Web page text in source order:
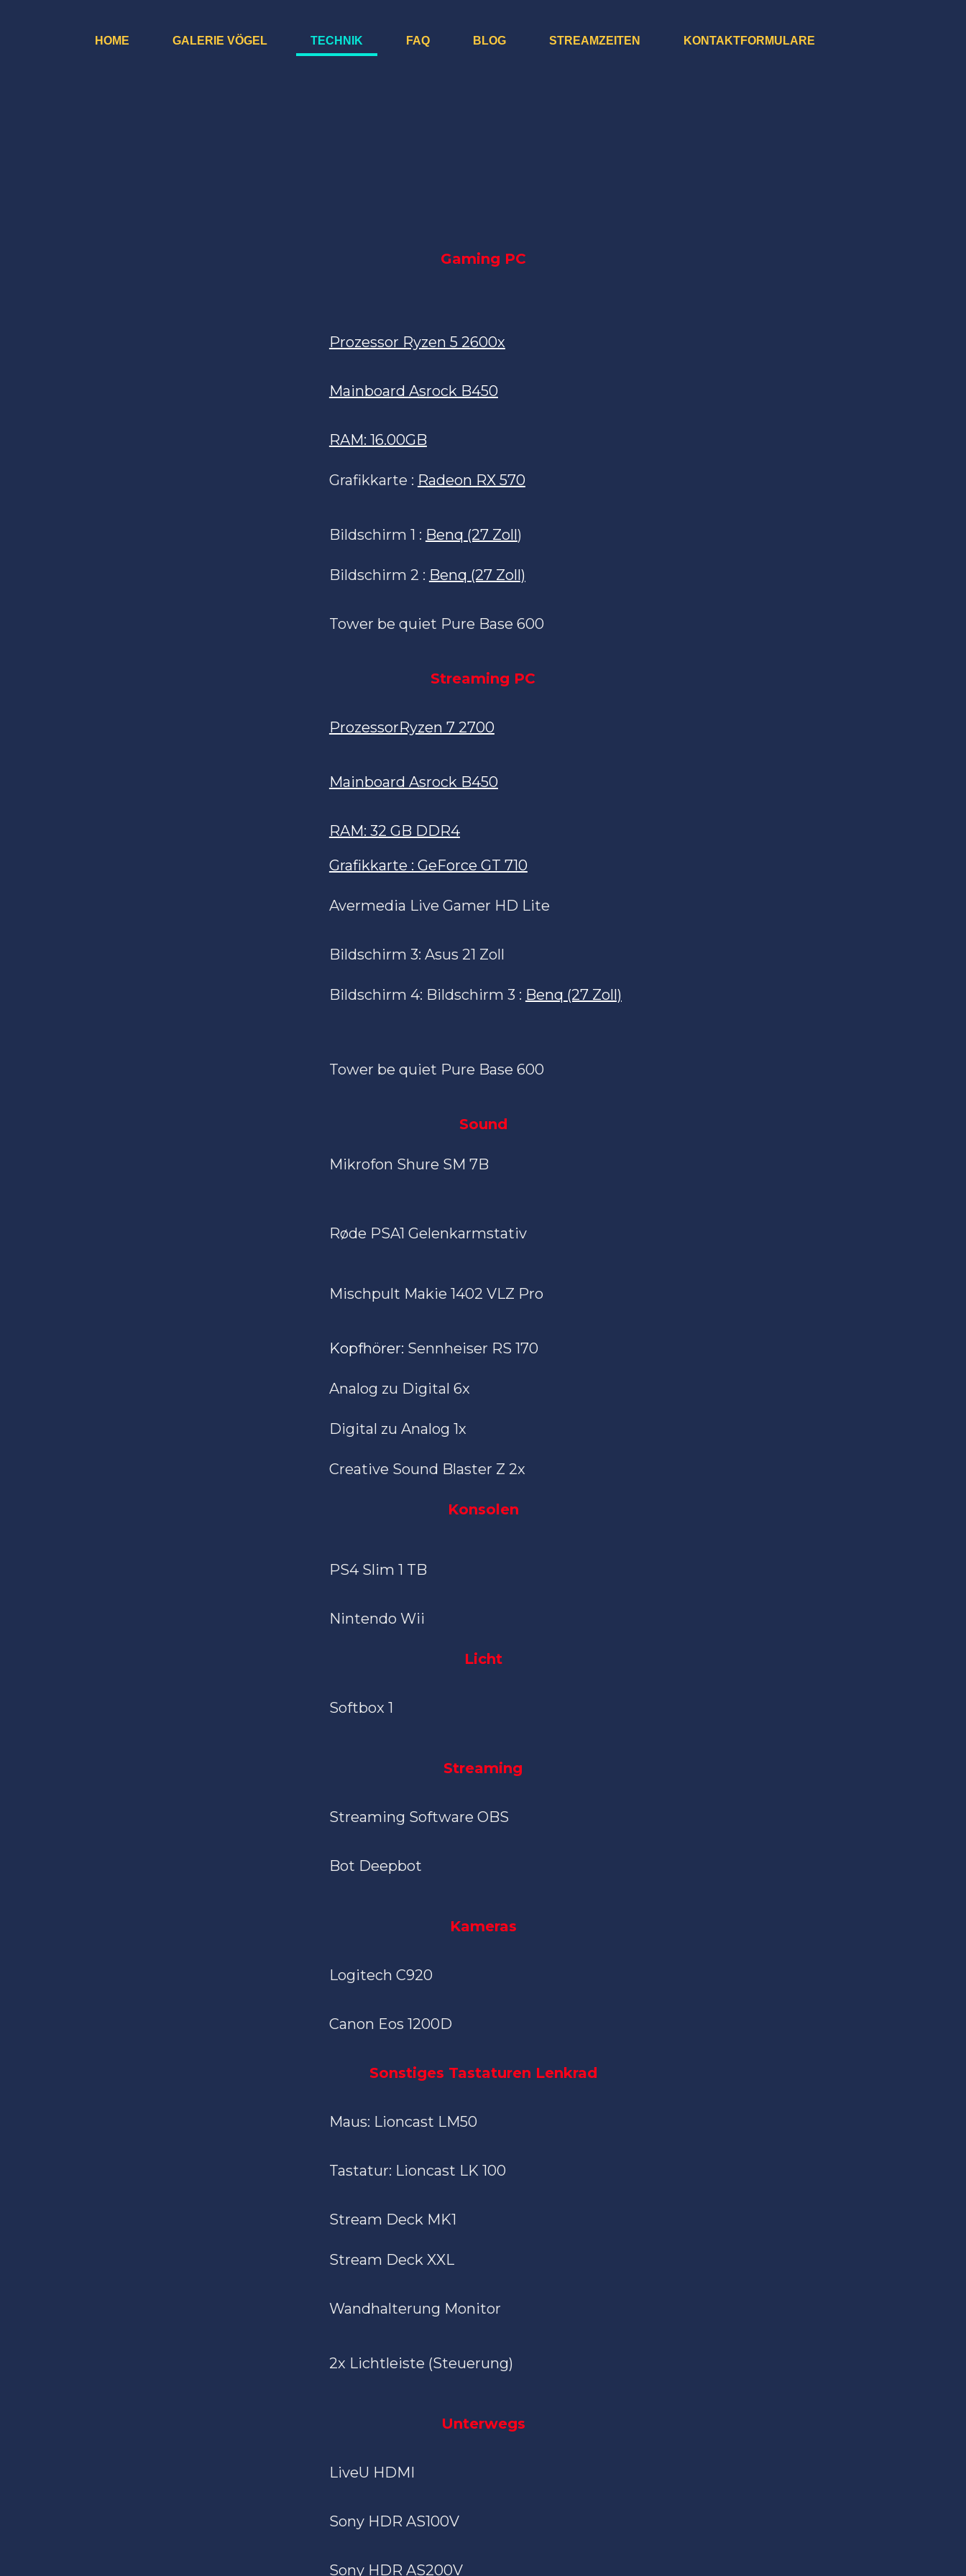
HOME GALERIE VÖGEL TECHNIK FAQ BLOG STREAMZEITEN KONTAKTFORMULARE
Gaming PC
Prozessor Ryzen 5 2600x
Mainboard Asrock B450
RAM: 16.00GB
Grafikkarte : Radeon RX 570
Bildschirm 1 : Benq (27 Zoll)
Bildschirm 2 : Benq (27 Zoll)
Tower be quiet Pure Base 600
Streaming PC
ProzessorRyzen 7 2700
Mainboard Asrock B450
RAM: 32 GB DDR4
Grafikkarte : GeForce GT 710
Avermedia Live Gamer HD Lite
Bildschirm 3: Asus 21 Zoll
Bildschirm 4: Bildschirm 3 : Benq (27 Zoll)
Tower be quiet Pure Base 600
Sound
Mikrofon Shure SM 7B
Røde PSA1 Gelenkarmstativ
Mischpult Makie 1402 VLZ Pro
Kopfhörer: Sennheiser RS 170
Analog zu Digital 6x
Digital zu Analog 1x
Creative Sound Blaster Z 2x
Konsolen
PS4 Slim 1 TB
Nintendo Wii
Licht
Softbox 1
Streaming
Streaming Software OBS
Bot Deepbot
Kameras
Logitech C920
Canon Eos 1200D
Sonstiges Tastaturen Lenkrad
Maus: Lioncast LM50
Tastatur: Lioncast LK 100
Stream Deck MK1
Stream Deck XXL
Wandhalterung Monitor
2x Lichtleiste (Steuerung)
Unterwegs
LiveU HDMI
Sony HDR AS100V
Sony HDR AS200V